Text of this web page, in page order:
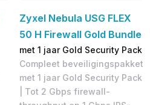
Zyxel Nebula USG FLEX
50 H Firewall Gold Bundle
met 1 jaar Gold Security Pack
Compleet beveiligingspakket
met 1 jaar Gold Security Pack
| Tot 2 Gbps firewall-